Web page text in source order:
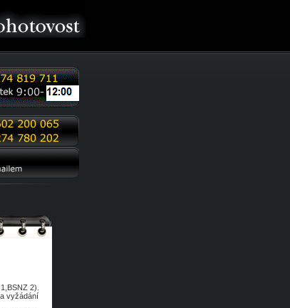
2).
vyžádání